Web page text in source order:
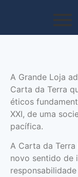
A Grande Loja
Carta da Terra
éticos
XXI, de uma
pacífica.
A Carta da
novo sentido de